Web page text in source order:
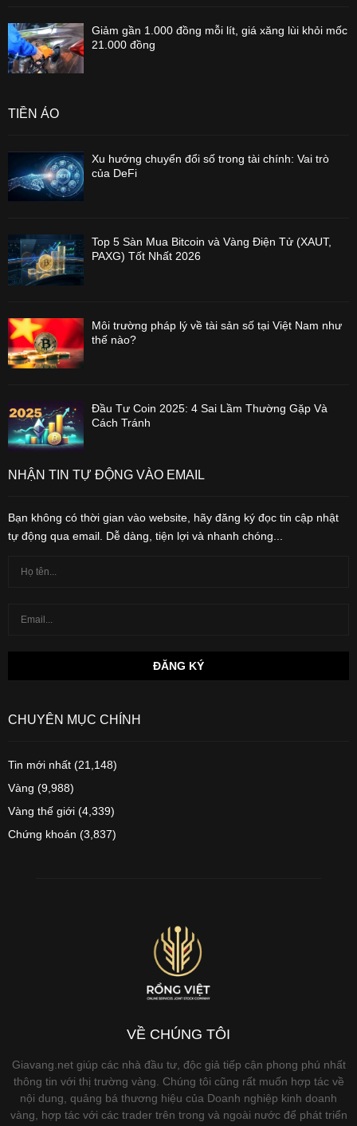
Giảm gần 1.000 đồng mỗi lít, giá xăng lùi khỏi mốc
21.000 đồng
TIỀN ẢO
Xu hướng chuyển đổi số trong tài chính: Vai trò
của DeFi
Top 5 Sàn Mua Bitcoin và Vàng Điện Tử (XAUT,
PAXG) Tốt Nhất 2026
Môi trường pháp lý về tài sản số tại Việt Nam như
thế nào?
Đầu Tư Coin 2025: 4 Sai Lầm Thường Gặp Và
Cách Tránh
NHẬN TIN TỰ ĐỘNG VÀO EMAIL
Bạn không có thời gian vào website, hãy đăng ký đọc tin cập nhật
tự động qua email. Dễ dàng, tiện lợi và nhanh chóng...
CHUYÊN MỤC CHÍNH
Tin mới nhất (21,148)
Vàng (9,988)
Vàng thế giới (4,339)
Chứng khoán (3,837)
VỀ CHÚNG TÔI
Giavang.net giúp các nhà đầu tư, độc giả tiếp cận phong phú nhất
thông tin với thị trường vàng. Chúng tôi cũng rất muốn hợp tác về
nội dung, quảng bá thương hiệu của Doanh nghiệp kinh doanh
vàng, hợp tác với các trader trên trong và ngoài nước để phát triển